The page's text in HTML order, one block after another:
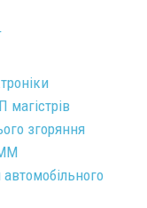
магістрів
згоряння